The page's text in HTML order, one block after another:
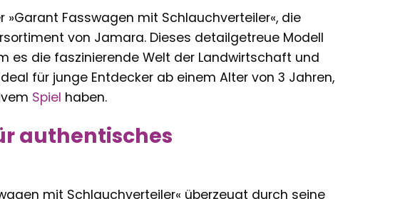
Fasswagen mit Schlauchverteiler«, die
von Jamara. Dieses detailgetreue Modell
es die faszinierende Welt der Landwirtschaft und
für junge Entdecker ab einem Alter von 3 Jahren,
Spiel haben.
authentisches
mit Schlauchverteiler« überzeugt durch seine